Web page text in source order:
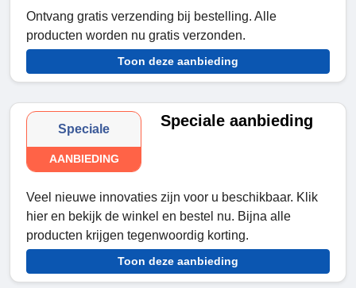
Ontvang gratis verzending bij bestelling. Alle
producten worden nu gratis verzonden.
Toon deze aanbieding
Speciale
AANBIEDING
Speciale aanbieding
Veel nieuwe innovaties zijn voor u beschikbaar. Klik
hier en bekijk de winkel en bestel nu. Bijna alle
producten krijgen tegenwoordig korting.
Toon deze aanbieding